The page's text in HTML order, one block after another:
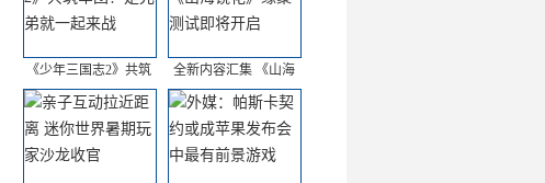
《少年三国志2》共筑 全新内容汇集 《山海